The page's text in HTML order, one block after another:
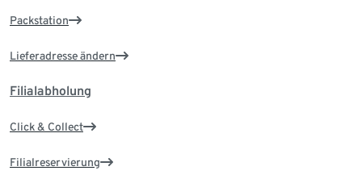
Packstation
Lieferadresse ändern
Filialabholung
Click & Collect
Filialreservierung